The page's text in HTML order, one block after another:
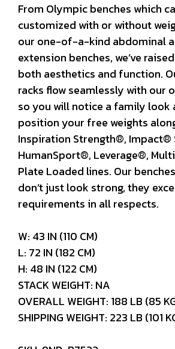
From Olympic benches which
customized with or without
our one-of-a-kind abdominal
extension benches, we’ve
both aesthetics and function.
racks flow seamlessly with our
so you will notice a family look
position your free weights
Inspiration Strength®, Impact®
HumanSport®, Leverage®,
Plate Loaded lines. Our
don’t just look strong, they
requirements in all respects.
W: 43 IN (110 CM)
L: 72 IN (182 CM)
H: 48 IN (122 CM)
STACK WEIGHT: NA
OVERALL WEIGHT: 188 LB (85
SHIPPING WEIGHT: 223 LB (101